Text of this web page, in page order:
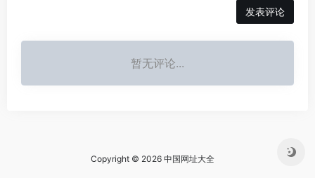
暂无评论...
Copyright © 2026 中国网址大全